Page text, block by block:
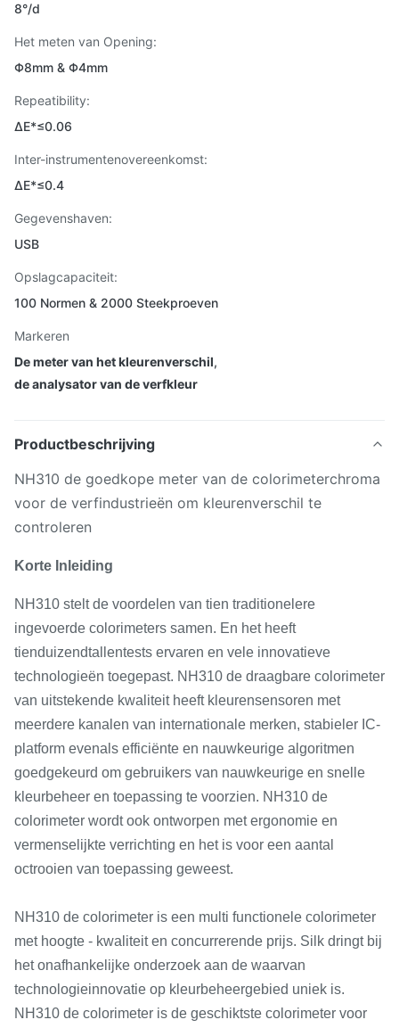
8°/d
Het meten van Opening:
Φ8mm & Φ4mm
Repeatibility:
ΔE*≤0.06
Inter-instrumentenovereenkomst:
ΔE*≤0.4
Gegevenshaven:
USB
Opslagcapaciteit:
100 Normen & 2000 Steekproeven
Markeren
De meter van het kleurenverschil,
de analysator van de verfkleur
Productbeschrijving
NH310 de goedkope meter van de colorimeterchroma
voor de verfindustrieën om kleurenverschil te
controleren
Korte Inleiding
NH310 stelt de voordelen van tien traditionelere
ingevoerde colorimeters samen. En het heeft
tienduizendtallentests ervaren en vele innovatieve
technologieën toegepast. NH310 de draagbare colorimeter
van uitstekende kwaliteit heeft kleurensensoren met
meerdere kanalen van internationale merken, stabieler IC-
platform evenals efficiënte en nauwkeurige algoritmen
goedgekeurd om gebruikers van nauwkeurige en snelle
kleurbeheer en toepassing te voorzien. NH310 de
colorimeter wordt ook ontworpen met ergonomie en
vermenselijkte verrichting en het is voor een aantal
octrooien van toepassing geweest.
NH310 de colorimeter is een multi functionele colorimeter
met hoogte - kwaliteit en concurrerende prijs. Silk dringt bij
het onafhankelijke onderzoek aan de waarvan
technologieinnovatie op kleurbeheergebied uniek is.
NH310 de colorimeter is de geschiktste colorimeter voor